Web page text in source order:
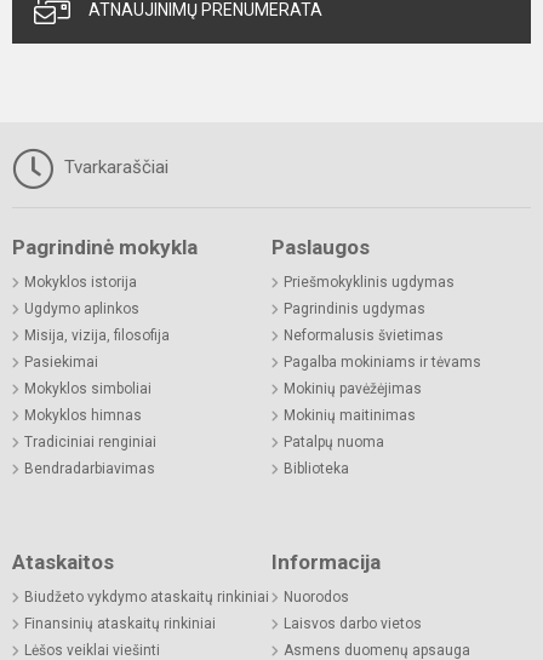
ATNAUJINIMŲ PRENUMERATA
Tvarkaraščiai
Pagrindinė mokykla
Mokyklos istorija
Ugdymo aplinkos
Misija, vizija, filosofija
Pasiekimai
Mokyklos simboliai
Mokyklos himnas
Tradiciniai renginiai
Bendradarbiavimas
Paslaugos
Priešmokyklinis ugdymas
Pagrindinis ugdymas
Neformalusis švietimas
Pagalba mokiniams ir tėvams
Mokinių pavėžėjimas
Mokinių maitinimas
Patalpų nuoma
Biblioteka
Ataskaitos
Biudžeto vykdymo ataskaitų rinkiniai
Finansinių ataskaitų rinkiniai
Lėšos veiklai viešinti
Informacija
Nuorodos
Laisvos darbo vietos
Asmens duomenų apsauga